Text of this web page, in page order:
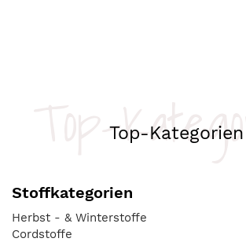
Top-Kategorien
Top-
Stoffkategorien
Herbst - & Winterstoffe
Cordstoffe